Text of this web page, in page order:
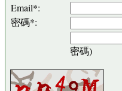
Email*:
密碼*:
密碼)